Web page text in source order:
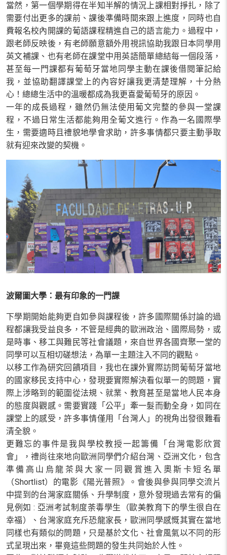
當然，第一個學期得在半知半解的情況上課相對掙扎，除了
需要付出更多的課前、課後準備時間來跟上進度，同時也自
費報名校內開課的葡語課程精進自己的語言能力。過程中，
跟老師反映後，有老師願意額外用視訊協助我跟日本同學用
英文補課、也有老師在課堂中用英語簡單總結每一個段落，
甚至每一門課都有葡萄牙當地同學主動在課後借閱筆記給
我，並協助翻譯課堂上的內容好讓我更清楚理解，十分熱
心！總總生活中的溫暖都成為我更喜愛葡萄牙的原因。
一年的成長過程，雖然仍無法使用葡文完整的參與一堂課
程，不過日常生活都能夠用全葡文進行。作為一名國際學
生，需要適時且禮貌地學會求助，許多事情都只要主動爭取
就有迎來改變的契機。
波爾圖大學：最有印象的一門課
下學期開始能夠更自如參與課程後，許多國際關係討論的過
程都讓我受益良多，不管是經典的歐洲政治、國際局勢，或
是時事、移工與難民等社會議題，來自世界各國齊聚一堂的
同學可以互相切磋想法，為單一主題注入不同的觀點。
以移工作為研究回饋項目，我也在課外實際訪問葡萄牙當地
的國家移民支持中心，發現要實際解決看似單一的問題，實
際上涉略到的範圍從法規、就業、教育甚至是當地人民本身
的態度與觀感。需要實踐「公平」牽一髮而動全身，如同在
課堂上的感受，許多事情僅用「台灣人」的視角出發很難看
清全貌。
更難忘的事件是我與學校教授一起籌備「台灣電影欣賞
會」，禮尚往來地向歐洲同學們介紹台灣、亞洲文化，包含
準備高山烏龍茶與大家一同觀賞進入奧斯卡短名單
（Shortlist）的電影《陽光普照》。會後與參與同學交流片
中提到的台灣家庭關係、升學制度，意外發現過去常有的偏
見例如 : 亞洲考試制度荼毒學生（歐美教育下的學生很自在
幸福）、台灣家庭充斥恐龍家長，歐洲同學感慨其實在當地
同樣也有類似的問題，只是基於文化、社會風氣以不同的形
式呈現出來，畢竟這些問題的發生共同始於人性。